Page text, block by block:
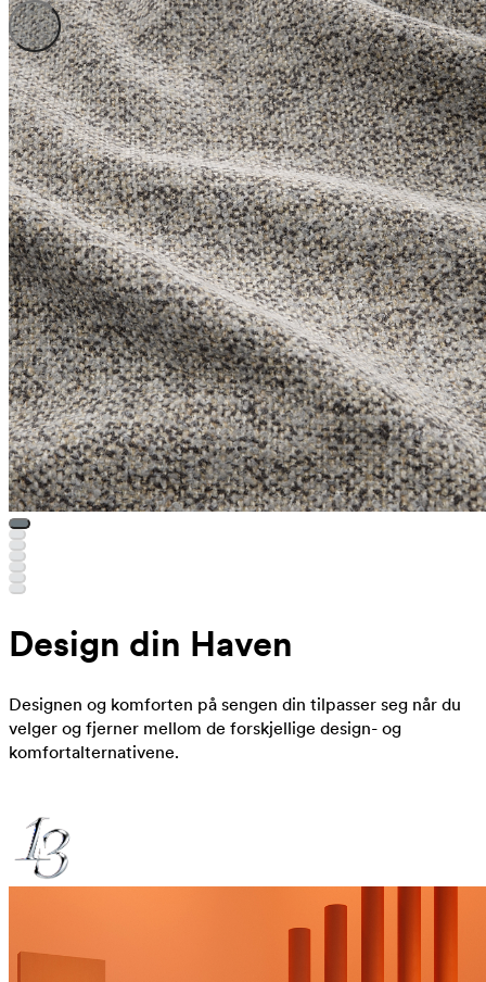
Design din Haven
Designen og komforten på sengen din tilpasser seg når du
velger og fjerner mellom de forskjellige design- og
komfortalternativene.